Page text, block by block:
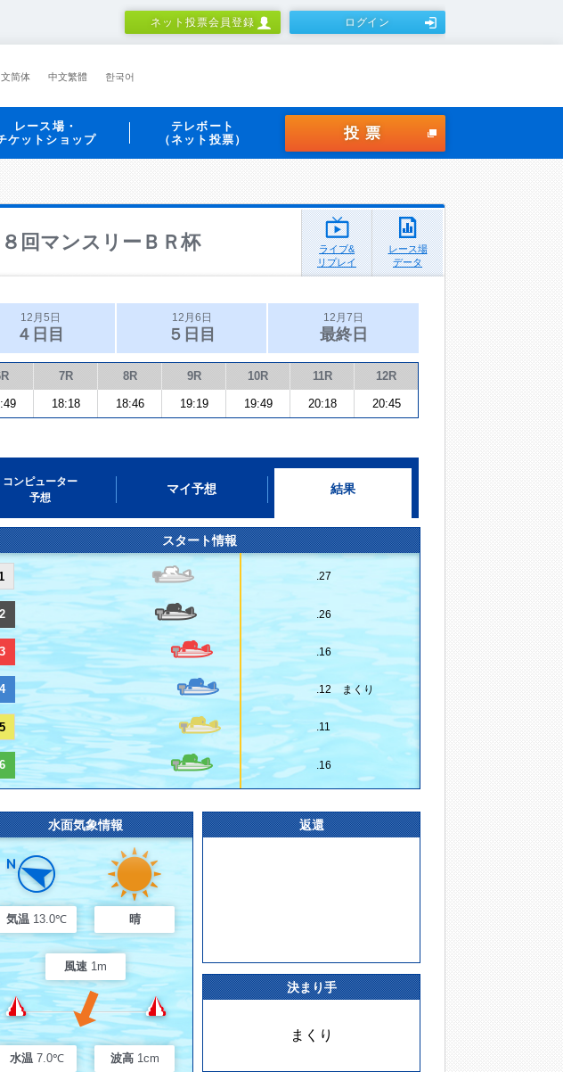
ネット投票会員登録 ログイン
简体 中文繁體 한국어
レース場・
ケットショップ
テレボート
（ネット投票）
投票
回マンスリーＢＲ杯
ライブ&
リプレイ
レース場
データ
12月5日
４日目
12月6日
５日目
12月7日
最終日
7R 8R 9R 10R 11R 12R
18:18 18:46 19:19 19:49 20:18 20:45
コンピューター
予想
マイ予想 結果
スタート情報
.27
2 .26
3 .16
4 .12 まくり
5 .11
6 .16
水面気象情報
気温 13.0℃ 晴
風速 1m
水温 7.0℃ 波高 1cm
返還
決まり手
まくり